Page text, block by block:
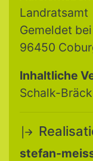
Landratsamt
Gemeldet
96450
Inhaltliche
Schalk-
stefan-